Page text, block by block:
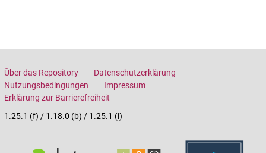
Über das Repository
Datenschutzerklärung
Nutzungsbedingungen
Impressum
Erklärung zur Barrierefreiheit
1.25.1 (f) / 1.18.0 (b) / 1.25.1 (i)